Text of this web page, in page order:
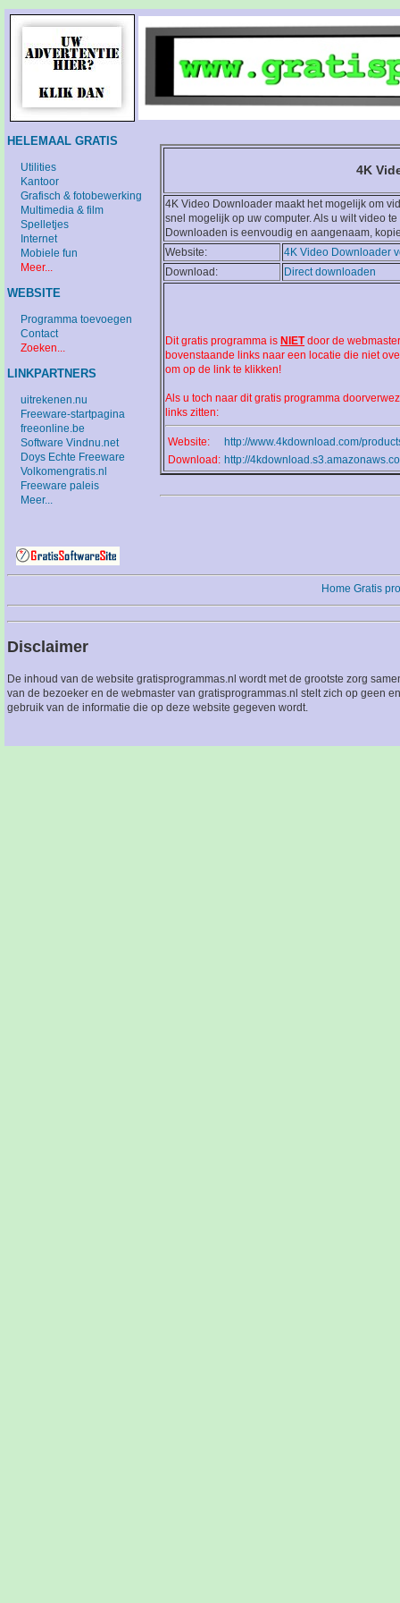
4K
4K Video Downloader maakt het mogelijk om
snel mogelijk op uw computer. Als u wilt video
Downloaden is eenvoudig en aangenaam,
Website:
4K Video Downloader
Download:
Direct downloaden
Dit gratis programma is NIETdoor de
bovenstaande links naar een locatie die niet
om op de link te klikken!
Als u toch naar dit gratis programma
links zitten:
Website:
http://www.4kdownload.com/
Download: http://
HELEMAAL GRATIS
Utilities
Kantoor
Grafisch & fotobewerking
Multimedia & film
Spelletjes
Internet
Mobiele fun
Meer...
WEBSITE
Programma toevoegen
Contact
Zoeken...
LINKPARTNERS
uitrekenen.nu
Freeware-startpagina
freeonline.be
Software Vindnu.net
Doys Echte Freeware
Volkomengratis.nl
Freeware paleis
Meer...
Home Gratis
Disclaimer
De inhoud van de website gratisprogrammas.nl wordt met de grootste zorg
van de bezoeker en de webmaster van gratisprogrammas.nl stelt zich op geen
gebruik van de informatie die op deze website gegeven wordt.